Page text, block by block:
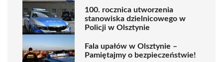
100. rocznica utworzenia
stanowiska dzielnicowego w
Policji w Olsztynie
Fala upałów w Olsztynie –
Pamiętajmy o bezpieczeństwie!